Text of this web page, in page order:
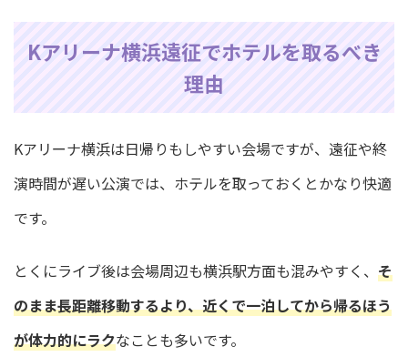
Kアリーナ横浜遠征でホテルを取るべき
理由
Kアリーナ横浜は日帰りもしやすい会場ですが、遠征や終
演時間が遅い公演では、ホテルを取っておくとかなり快適
です。
とくにライブ後は会場周辺も横浜駅方面も混みやすく、 そ
のまま長距離移動するより、近くで一泊してから帰るほう
が体力的にラクなことも多いです。